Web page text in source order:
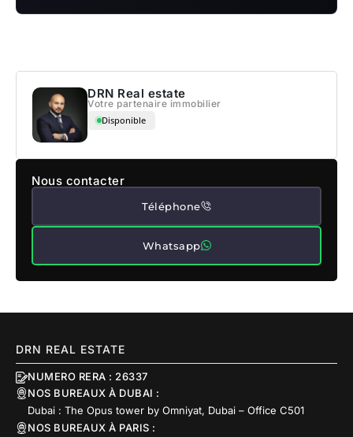
DRN Real estate
Votre partenaire immobilier
Disponible
Nous contacter
Téléphone
Whatsapp
DRN REAL ESTATE
NUMERO RERA : 26337
NOS BUREAUX À DUBAI :
Dubai : The Opus tower by Omniyat, Dubai – Office C501
NOS BUREAUX À PARIS :